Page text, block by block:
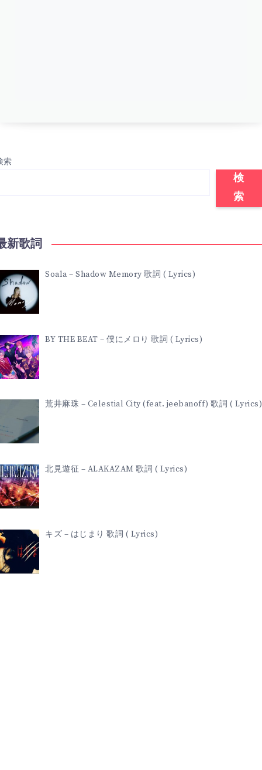
索
検
索
新歌詞
Soala – Shadow Memory 歌詞 ( Lyrics)
BY THE BEAT – 僕にメロり 歌詞 ( Lyrics)
荒井麻珠 – Celestial City (feat. jeebanoff) 歌詞 ( Lyrics)
北見遊征 – ALAKAZAM 歌詞 ( Lyrics)
キズ – はじまり 歌詞 ( Lyrics)